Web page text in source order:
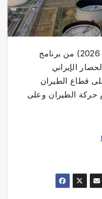
استعرضت حلقة (10 مايو/أيار 2026) من برنامج
الإيراني
قطاع الطيران
حركة الطيران وعلى